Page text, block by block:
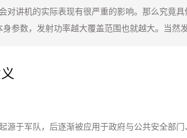
对讲机的实际表现有很严重的影响。那么究竟
参数，发射功率越大覆盖范围也就越大。当然
源于军队，后逐渐被应用于政府与公共安全部